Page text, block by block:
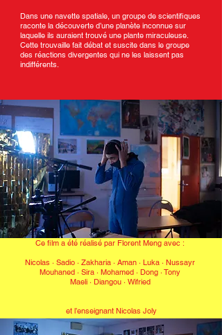
Dans une navette spatiale, un groupe de scientifiques
raconte la découverte d’une planète inconnue sur
laquelle ils auraient trouvé une plante miraculeuse.
Cette trouvaille fait débat et suscite dans le groupe
des réactions divergentes qui ne les laissent pas
indifférents.
Ce film a été réalisé par Florent Meng avec :
Nicolas · Sadio · Zakharia · Aman · Luka · Nussayr
Mouhaned · Sira · Mohamed · Dong · Tony
Maeli · Diangou · Wifried
et l’enseignant Nicolas Joly